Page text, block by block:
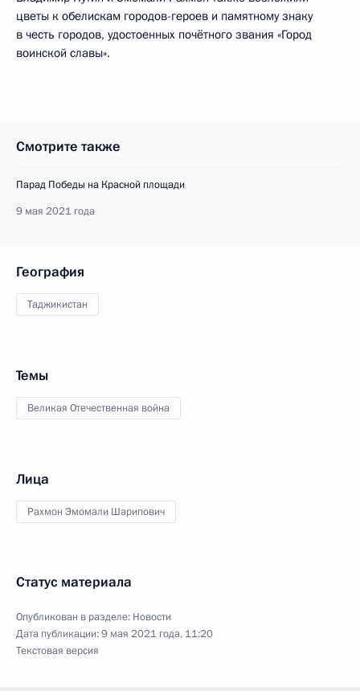
цветы к обелискам городов-героев и памятному знаку
в честь городов, удостоенных почётного звания «Город
воинской славы».
Смотрите также
Парад Победы на Красной площади
9 мая 2021 года
География
Таджикистан
Темы
Великая Отечественная война
Лица
Рахмон Эмомали Шарипович
Статус материала
Опубликован в разделе: Новости
Дата публикации:9 мая 2021 года, 11:20
Текстовая версия